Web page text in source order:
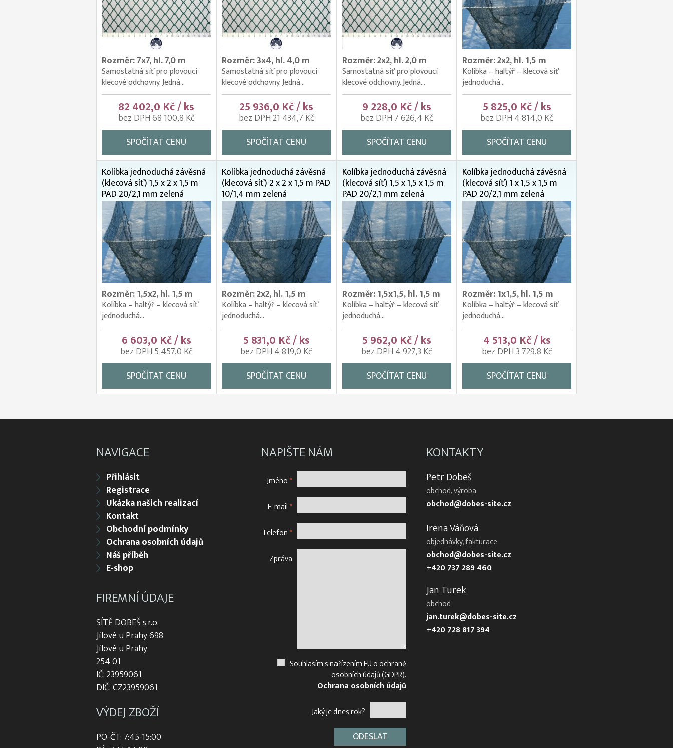
Rozměr: 7x7, hl. 7,0 m
Samostatná síť pro plovoucí
klecové odchovny. Jedná...
82 402,0 Kč / ks
bez DPH 68 100,8 Kč
SPOČÍTAT CENU
Rozměr: 3x4, hl. 4,0 m
Samostatná síť pro plovoucí
klecové odchovny. Jedná...
25 936,0 Kč / ks
bez DPH 21 434,7 Kč
SPOČÍTAT CENU
Rozměr: 2x2, hl. 2,0 m
Samostatná síť pro plovoucí
klecové odchovny. Jedná...
9 228,0 Kč / ks
bez DPH 7 626,4 Kč
SPOČÍTAT CENU
Rozměr: 2x2, hl. 1,5 m
Kolíbka – haltýř – klecová síť
jednoduchá...
5 825,0 Kč / ks
bez DPH 4 814,0 Kč
SPOČÍTAT CENU
Kolíbka jednoduchá závěsná
(klecová síť) 1,5 x 2 x 1,5 m
PAD 20/2,1 mm zelená
Rozměr: 1,5x2, hl. 1,5 m
Kolíbka – haltýř – klecová síť
jednoduchá...
6 603,0 Kč / ks
bez DPH 5 457,0 Kč
SPOČÍTAT CENU
Kolíbka jednoduchá závěsná
(klecová síť) 2 x 2 x 1,5 m PAD
10/1,4 mm zelená
Rozměr: 2x2, hl. 1,5 m
Kolíbka – haltýř – klecová síť
jednoduchá...
5 831,0 Kč / ks
bez DPH 4 819,0 Kč
SPOČÍTAT CENU
Kolíbka jednoduchá závěsná
(klecová síť) 1,5 x 1,5 x 1,5 m
PAD 20/2,1 mm zelená
Rozměr: 1,5x1,5, hl. 1,5 m
Kolíbka – haltýř – klecová síť
jednoduchá...
5 962,0 Kč / ks
bez DPH 4 927,3 Kč
SPOČÍTAT CENU
Kolíbka jednoduchá závěsná
(klecová síť) 1 x 1,5 x 1,5 m
PAD 20/2,1 mm zelená
Rozměr: 1x1,5, hl. 1,5 m
Kolíbka – haltýř – klecová síť
jednoduchá...
4 513,0 Kč / ks
bez DPH 3 729,8 Kč
SPOČÍTAT CENU
NAVIGACE
Přihlásit
Registrace
Ukázka našich realizací
Kontakt
Obchodní podmínky
Ochrana osobních údajů
Náš příběh
E-shop
FIREMNÍ ÚDAJE
SÍTĚ DOBEŠ s.r.o.
Jílové u Prahy 698
Jílové u Prahy
254 01
IČ: 23959061
DIČ: CZ23959061
VÝDEJ ZBOŽÍ
PO-ČT: 7:45-15:00
NAPIŠTE NÁM
Jméno*
E-mail*
Telefon*
Zpráva
Souhlasím s nařízením EU o ochraně
osobních údajů (GDPR).
Ochrana osobních údajů
Jaký je dnes rok?
KONTAKTY
Petr Dobeš
obchod, výroba
obchod@dobes-site.cz
Irena Váňová
objednávky, fakturace
obchod@dobes-site.cz
+420 737 289 460
Jan Turek
obchod
jan.turek@dobes-site.cz
+420 728 817 394